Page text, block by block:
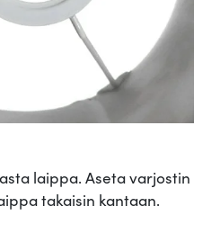
laippa. Aseta varjostin
takaisin kantaan.